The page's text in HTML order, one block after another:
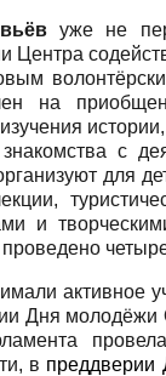
уже не
Центра
с
для
и
активное
Дня
в преддверии